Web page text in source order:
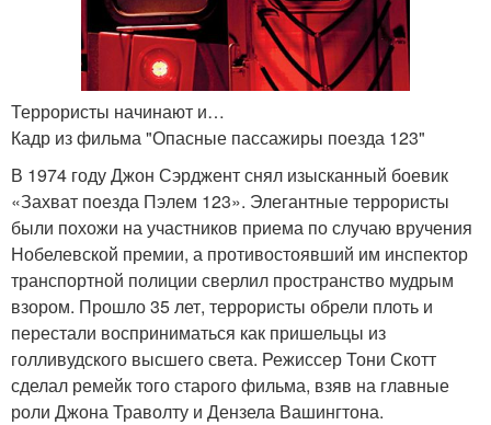
Террористы начинают и…
Кадр из фильма "Опасные пассажиры поезда 123"
В 1974 году Джон Сэрджент снял изысканный боевик
«Захват поезда Пэлем 123». Элегантные террористы
были похожи на участников приема по случаю вручения
Нобелевской премии, а противостоявший им инспектор
транспортной полиции сверлил пространство мудрым
взором. Прошло 35 лет, террористы обрели плоть и
перестали восприниматься как пришельцы из
голливудского высшего света. Режиссер Тони Скотт
сделал ремейк того старого фильма, взяв на главные
роли Джона Траволту и Дензела Вашингтона.